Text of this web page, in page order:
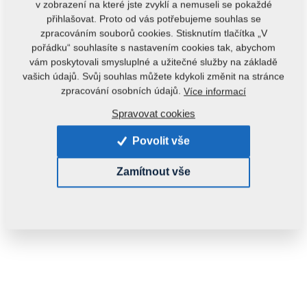
Kód produktu: 4021238
Tento díl je použitelný i pro následující stroje:
1,0610 kg
v zobrazení na které jste zvyklí a nemuseli se pokaždé
přihlašovat. Proto od vás potřebujeme souhlas se
zpracováním souborů cookies. Stisknutím tlačítka „V
pořádku“ souhlasíte s nastavením cookies tak, abychom
vám poskytovali smysluplné a užitečné služby na základě
vašich údajů. Svůj souhlas můžete kdykoli změnit na stránce
zpracování osobních údajů. Více informací
Spravovat cookies
Povolit vše
Zamítnout vše